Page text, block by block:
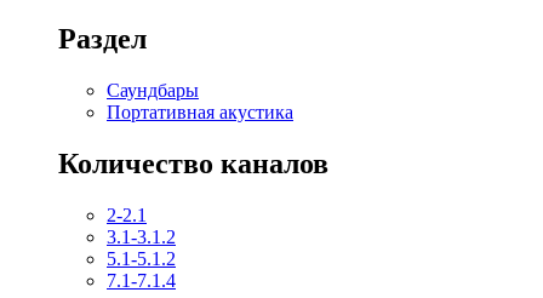
Раздел
Саундбары
Портативная акустика
Количество каналов
2-2.1
3.1-3.1.2
5.1-5.1.2
7.1-7.1.4